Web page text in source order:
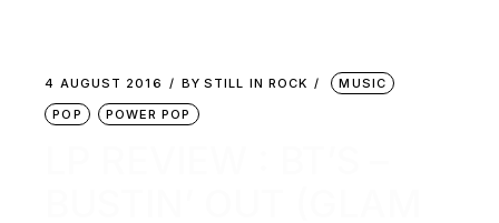
4 AUGUST 2016 BY STILL IN ROCK
MUSIC
POP
POWER POP